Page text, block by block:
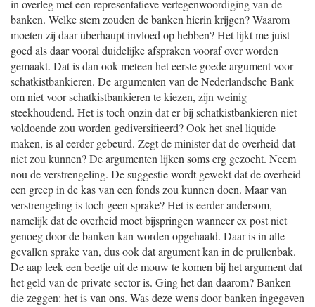
in overleg met een representatieve vertegenwoordiging van de
banken. Welke stem zouden de banken hierin krijgen? Waarom
moeten zij daar überhaupt invloed op hebben? Het lijkt me juist
goed als daar vooral duidelijke afspraken vooraf over worden
gemaakt. Dat is dan ook meteen het eerste goede argument voor
schatkistbankieren. De argumenten van de Nederlandsche Bank
om niet voor schatkistbankieren te kiezen, zijn weinig
steekhoudend. Het is toch onzin dat er bij schatkistbankieren niet
voldoende zou worden gediversifieerd? Ook het snel liquide
maken, is al eerder gebeurd. Zegt de minister dat de overheid dat
niet zou kunnen? De argumenten lijken soms erg gezocht. Neem
nou de verstrengeling. De suggestie wordt gewekt dat de overheid
een greep in de kas van een fonds zou kunnen doen. Maar van
verstrengeling is toch geen sprake? Het is eerder andersom,
namelijk dat de overheid moet bijspringen wanneer ex post niet
genoeg door de banken kan worden opgehaald. Daar is in alle
gevallen sprake van, dus ook dat argument kan in de prullenbak.
De aap leek een beetje uit de mouw te komen bij het argument dat
het geld van de private sector is. Ging het dan daarom? Banken
die zeggen: het is van ons. Was deze wens door banken ingegeven